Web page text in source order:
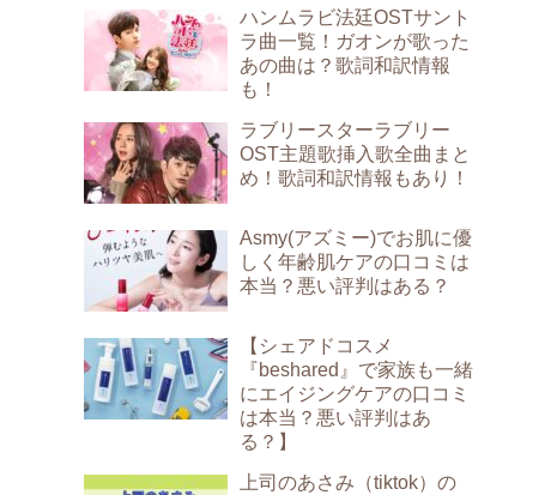
ハンムラビ法廷OSTサント
ラ曲一覧！ガオンが歌った
あの曲は？歌詞和訳情報
も！
ラブリースターラブリー
OST主題歌挿入歌全曲まと
め！歌詞和訳情報もあり！
Asmy(アズミー)でお肌に優
しく年齢肌ケアの口コミは
本当？悪い評判はある？
【シェアドコスメ
『beshared』で家族も一緒
にエイジングケアの口コミ
は本当？悪い評判はあ
る？】
上司のあさみ（tiktok）の